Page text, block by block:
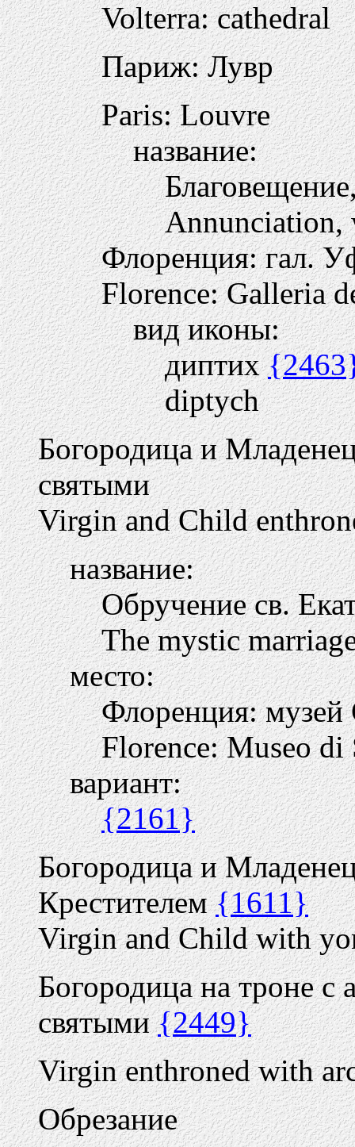
Volterra: cathedral
Париж: Лувр
Paris: Louvre
название:
Annunciation,
Флоренция: гал.
Florence: Galleria
вид иконы:
диптих
diptych
Богородица и
святыми
Virgin and Child
название:
Обручение св.
The mystic
место:
Флоренция:
Florence: Museo di
вариант:
{2161}
Богородица и
Крестителем{1611}
Virgin and Child with
Богородица на троне с
святыми{2449}
Virgin enthroned with
Обрезание